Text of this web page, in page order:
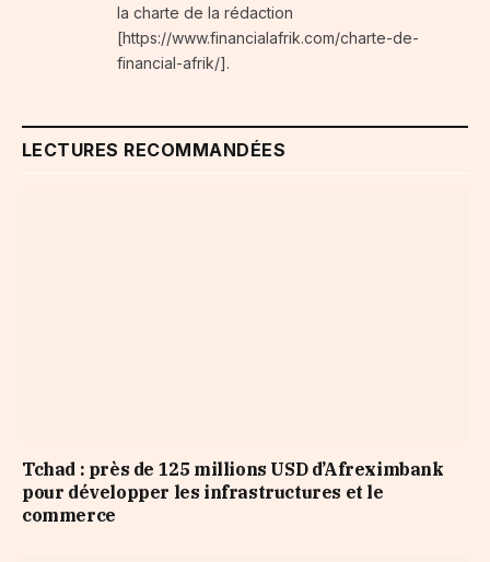
la charte de la rédaction
[https://www.financialafrik.com/charte-de-
financial-afrik/].
LECTURES RECOMMANDÉES
Tchad : près de 125 millions USD d’Afreximbank
pour développer les infrastructures et le
commerce